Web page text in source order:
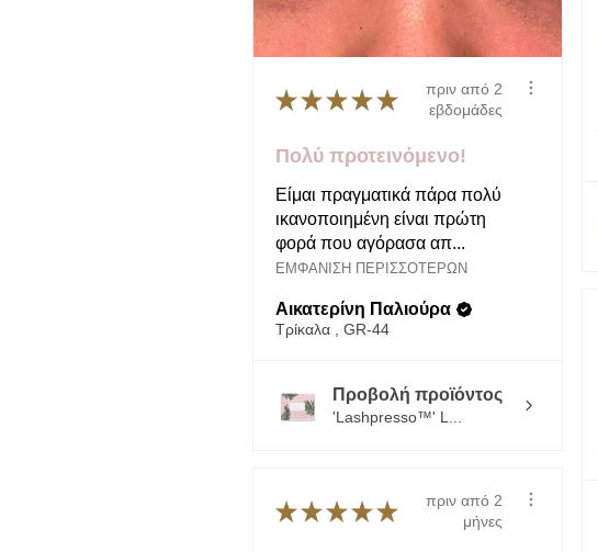
★★★★★
πριν από 2
εβδομάδες
Πολύ προτεινόμενο!
Είμαι πραγματικά πάρα πολύ
ικανοποιημένη είναι πρώτη
φορά που αγόρασα απ...
ΕΜΦΆΝΙΣΗ ΠΕΡΙΣΣΌΤΕΡΩΝ
Αικατερίνη Παλιούρα
Τρίκαλα , GR-44
Προβολή προϊόντος
'Lashpresso™' L...
★★★★★
πριν από 2
μήνες